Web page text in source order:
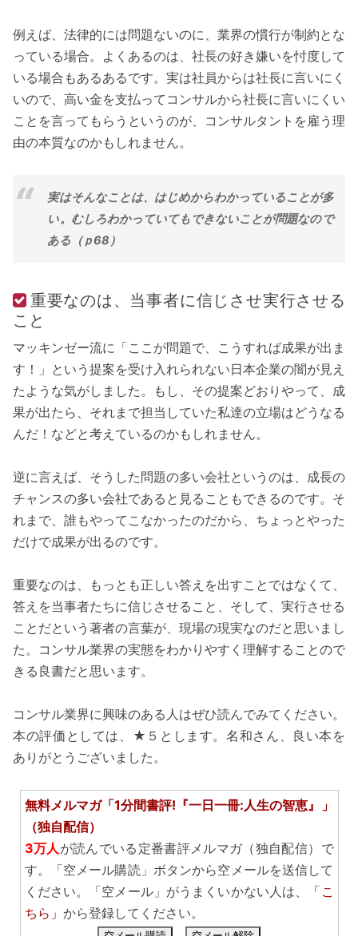
例えば、法律的には問題ないのに、業界の慣行が制約とな
っている場合。よくあるのは、社長の好き嫌いを忖度して
いる場合もあるあるです。実は社員からは社長に言いにく
いので、高い金を支払ってコンサルから社長に言いにくい
ことを言ってもらうというのが、コンサルタントを雇う理
由の本質なのかもしれません。
実はそんなことは、はじめからわかっていることが多
い。むしろわかっていてもできないことが問題なので
ある（ｐ68）
重要なのは、当事者に信じさせ実行させる
こと
マッキンゼー流に「ここが問題で、こうすれば成果が出ま
す！」という提案を受け入れられない日本企業の闇が見え
たような気がしました。もし、その提案どおりやって、成
果が出たら、それまで担当していた私達の立場はどうなる
んだ！などと考えているのかもしれません。
逆に言えば、そうした問題の多い会社というのは、成長の
チャンスの多い会社であると見ることもできるのです。そ
れまで、誰もやってこなかったのだから、ちょっとやった
だけで成果が出るのです。
重要なのは、もっとも正しい答えを出すことではなくて、
答えを当事者たちに信じさせること、そして、実行させる
ことだという著者の言葉が、現場の現実なのだと思いまし
た。コンサル業界の実態をわかりやすく理解することので
きる良書だと思います。
コンサル業界に興味のある人はぜひ読んでみてください。
本の評価としては、★５とします。名和さん、良い本を
ありがとうございました。
無料メルマガ「1分間書評!『一日一冊:人生の智恵』」
（独自配信）
3万人 が読んでいる定番書評メルマガ（独自配信）で
す。「空メール購読」ボタンから空メールを送信して
ください。「空メール」がうまくいかない人は、
「こ
ちら」 から登録してください。